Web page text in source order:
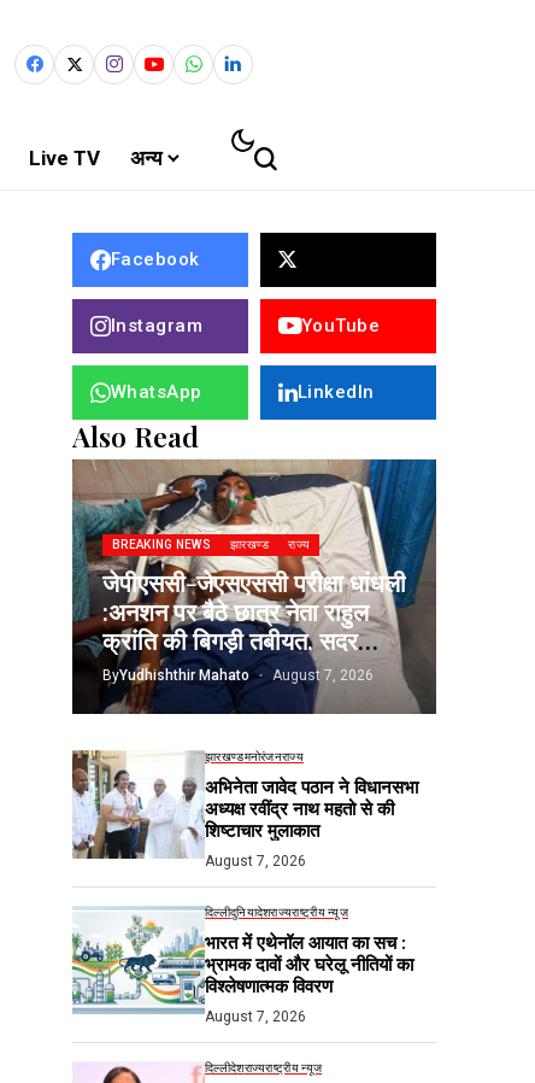
Live TV अन्य
Facebook
Instagram YouTube
WhatsApp LinkedIn
Also Read
BREAKING NEWS झारखण्ड राज्य
जेपीएससी-जेएसएससी परीक्षा धांधली
:अनशन पर बैठे छात्र नेता राहुल
क्रांति की बिगड़ी तबीयत, सदर
अस्पताल में भर्ती
ByYudhishthir Mahato August 7, 2026
झारखण्डमनोरंजनराज्य
अभिनेता जावेद पठान ने विधानसभा
अध्यक्ष रवींद्र नाथ महतो से की
शिष्टाचार मुलाकात
August 7, 2026
दिल्लीदुनियादेशराज्यराष्ट्रीय न्यूज
भारत में एथेनॉल आयात का सच :
भ्रामक दावों और घरेलू नीतियों का
विश्लेषणात्मक विवरण
August 7, 2026
दिल्लीदेशराज्यराष्ट्रीय न्यूज